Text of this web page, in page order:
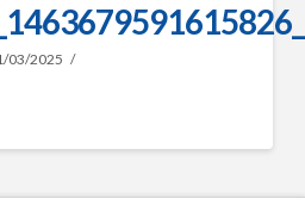
03/2025